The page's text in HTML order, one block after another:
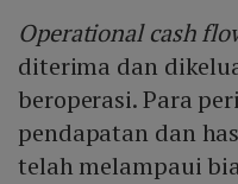
Operational cash
diterima dan
beroperasi. Para
pendapatan dan
telah melampaui